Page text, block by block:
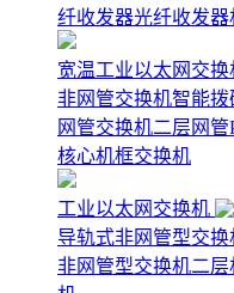
纤收发器光纤收发器
宽温工业以太网交换
非网管交换机智能拨
网管交换机二层网管
核心机框交换机
工业以太网交换机
导轨式非网管型交换
非网管型交换机二